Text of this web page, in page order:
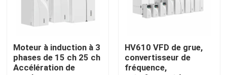
Convertisseur de fréquence variable
Inverseur de fréquence de vecteur
Moteur à induction à 3
phases de 15 ch 25 ch
Accélération de
HV610 VFD de grue,
convertisseur de
fréquence,